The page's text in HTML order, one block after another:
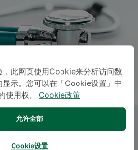
ATCHARA
，此网页使用Cookie来分析访问数
显示。您可以在「Cookie设置」中
使用权。
Cookie政策
允许全部
Cookie设置